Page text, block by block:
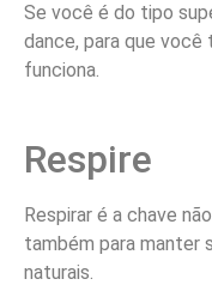
Se você é do tipo
dance, para que você
funciona.
Respire
Respirar é a chave
também para manter
naturais.